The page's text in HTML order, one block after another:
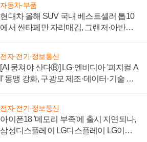
자동차·부품
현대차 올해 SUV 국내 베스트셀러 톱10
에서 싼타페만 자리매김, 그랜저·아반떼
전자·전기·정보통신
[AI 뭉쳐야 산다⑧] LG·엔비디아 '피지컬 A
I' 동맹 강화, 구광모 제조·데이터·기술 결
전자·전기·정보통신
아이폰18 '메모리 부족'에 출시 지연되나,
삼성디스플레이 LG디스플레이 LG이노